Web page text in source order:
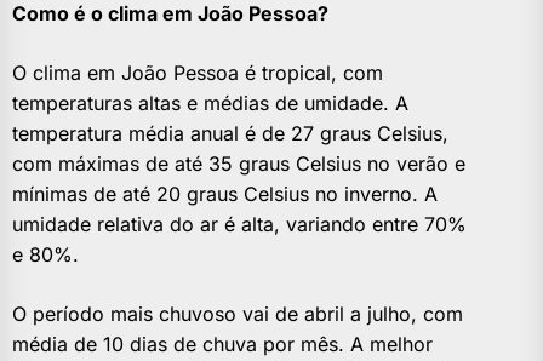
Como é o clima em João Pessoa?
O clima em João Pessoa é tropical, com
temperaturas altas e médias de umidade. A
temperatura média anual é de 27 graus Celsius,
com máximas de até 35 graus Celsius no verão e
mínimas de até 20 graus Celsius no inverno. A
umidade relativa do ar é alta, variando entre 70%
e 80%.
O período mais chuvoso vai de abril a julho, com
média de 10 dias de chuva por mês. A melhor